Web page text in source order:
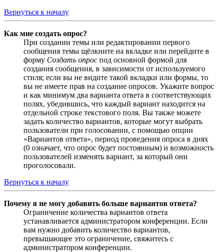
Вернуться к началу
Как мне создать опрос?
При создании темы или редактировании первого
сообщения темы щёлкните на вкладке или перейдите в
форму Создать опрос под основной формой для
создания сообщения, в зависимости от используемого
стиля; если вы не видите такой вкладки или формы, то
вы не имеете прав на создание опросов. Укажите вопрос
и как минимум два варианта ответа в соответствующих
полях, убедившись, что каждый вариант находится на
отдельной строке текстового поля. Вы также можете
задать количество вариантов, которые могут выбрать
пользователи при голосовании, с помощью опции
«Вариантов ответа», период проведения опроса в днях
(0 означает, что опрос будет постоянным) и возможность
пользователей изменять вариант, за который они
проголосовали.
Вернуться к началу
Почему я не могу добавить больше вариантов ответа?
Ограничение количества вариантов ответа
устанавливается администратором конференции. Если
вам нужно добавить количество вариантов,
превышающее это ограничение, свяжитесь с
администратором конференции.